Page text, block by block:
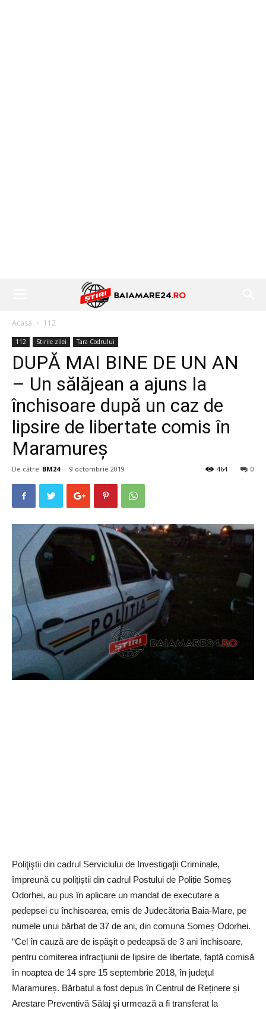
Acasă 112
112 Stirile zilei Tara Codrului
DUPĂ MAI BINE DE UN AN
– Un sălăjean a ajuns la
închisoare după un caz de
lipsire de libertate comis în
Maramureș
De către BM24 - 9 octombrie 2019 0
464
Poliţiştii din cadrul Serviciului de Investigaţii Criminale,
împreună cu polițiștii din cadrul Postului de Poliție Someș
Odorhei, au pus în aplicare un mandat de executare a
pedepsei cu închisoarea, emis de Judecătoria Baia-Mare, pe
numele unui bărbat de 37 de ani, din comuna Someș Odorhei.
“Cel în cauză are de ispăşit o pedeapsă de 3 ani închisoare,
pentru comiterea infracţiunii de lipsire de libertate, faptă comisă
în noaptea de 14 spre 15 septembrie 2018, în județul
Maramureș. Bărbatul a fost depus în Centrul de Reținere și
Arestare Preventivă Sălaj şi urmează a fi transferat la